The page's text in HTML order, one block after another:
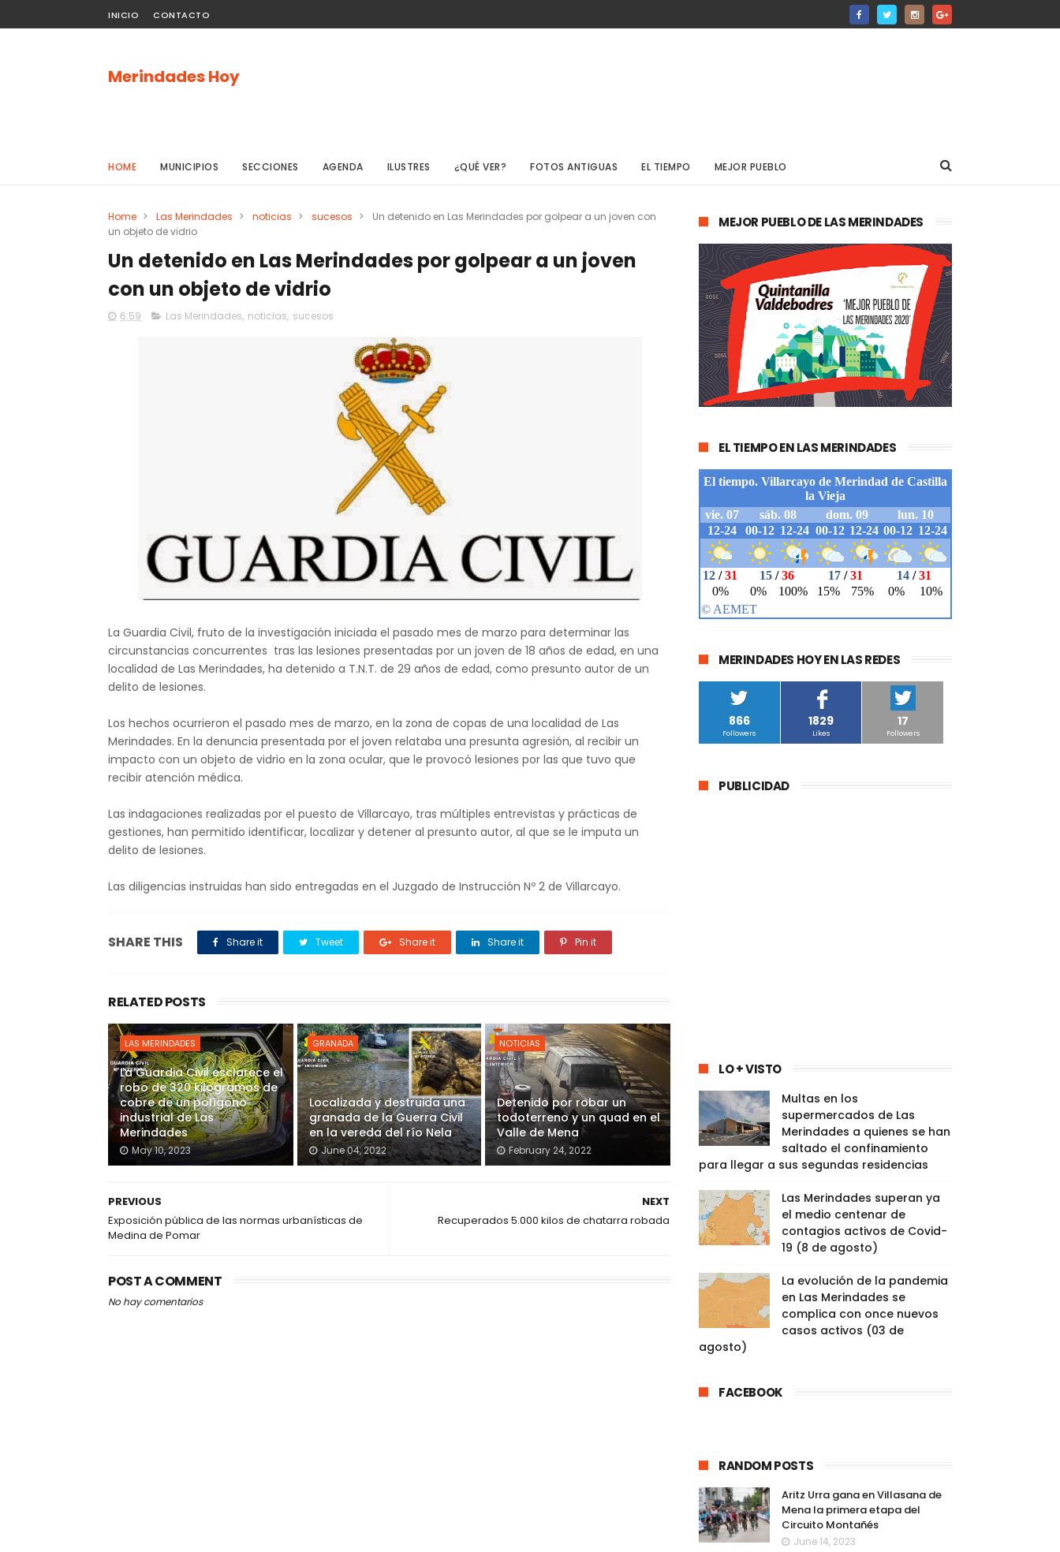
INICIO CONTACTO
Merindades Hoy
HOME MUNICIPIOS SECCIONES AGENDA ILUSTRES ¿QUÉ VER? FOTOS ANTIGUAS EL TIEMPO MEJOR PUEBLO
Home > Las Merindades > noticias > sucesos >
Un detenido en Las Merindades por golpear a un joven con
un objeto de vidrio
Un detenido en Las Merindades por golpear a un joven
con un objeto de vidrio
6:59 Las Merindades, noticias, sucesos
La Guardia Civil, fruto de la investigación iniciada el pasado mes de marzo para determinar las
circunstancias concurrentes tras las lesiones presentadas por un joven de 18 años de edad, en una
localidad de Las Merindades, ha detenido a T.N.T. de 29 años de edad, como presunto autor de un
delito de lesiones.
Los hechos ocurrieron el pasado mes de marzo, en la zona de copas de una localidad de Las
Merindades. En la denuncia presentada por el joven relataba una presunta agresión, al recibir un
impacto con un objeto de vidrio en la zona ocular, que le provocó lesiones por las que tuvo que
recibir atención médica.
Las indagaciones realizadas por el puesto de Villarcayo, tras múltiples entrevistas y prácticas de
gestiones, han permitido identificar, localizar y detener al presunto autor, al que se le imputa un
delito de lesiones.
Las diligencias instruidas han sido entregadas en el Juzgado de Instrucción Nº 2 de Villarcayo.
SHARE THIS Share it Tweet Share it Share it Pin it
RELATED POSTS
LAS MERINDADES
La Guardia Civil esclarece el
robo de 320 kilogramos de
cobre de un polígono
industrial de Las
Merindades
May 10, 2023
GRANADA
Localizada y destruida una
granada de la Guerra Civil
en la vereda del río Nela
June 04, 2022
NOTICIAS
Detenido por robar un
todoterreno y un quad en el
Valle de Mena
February 24, 2022
NEXT
Recuperados 5.000 kilos de chatarra robada
PREVIOUS
Exposición pública de las normas urbanísticas de
Medina de Pomar
POST A COMMENT
No hay comentarios
MEJOR PUEBLO DE LAS MERINDADES
EL TIEMPO EN LAS MERINDADES
MERINDADES HOY EN LAS REDES
866
Followers
1829
Likes
17
Followers
PUBLICIDAD
LO + VISTO
Multas en los
supermercados de Las
Merindades a quienes se han
saltado el confinamiento
para llegar a sus segundas residencias
Las Merindades superan ya
el medio centenar de
contagios activos de Covid-
19 (8 de agosto)
La evolución de la pandemia
en Las Merindades se
complica con once nuevos
casos activos (03 de
agosto)
FACEBOOK
RANDOM POSTS
Aritz Urra gana en Villasana de
Mena la primera etapa del
Circuito Montañés
June 14, 2023